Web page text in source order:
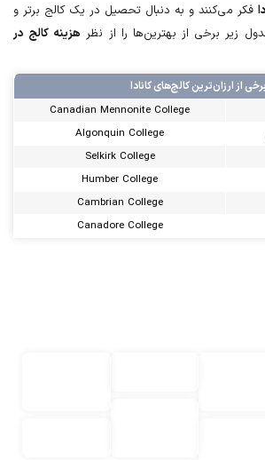
فکر می‌کنند و به دنبال تحصیل در یک کالج برتر و
زیر برخی از بهترین‌ها را از نظر هزینه کالج در
برخی از ارزان‌ترین کالج‌های کانادا
Canadian Mennonite College
Algonquin College
Selkirk College
Humber College
Cambrian College
Canadore College